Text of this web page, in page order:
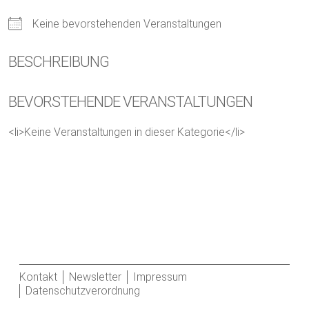
Keine bevorstehenden Veranstaltungen
BESCHREIBUNG
BEVORSTEHENDE VERANSTALTUNGEN
<li>Keine Veranstaltungen in dieser Kategorie</li>
Kontakt Newsletter
Impressum
Datenschutzverordnung